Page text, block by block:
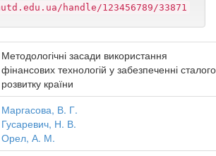
handle/123456789/33871
Методологічні засади використання
фінансових технологій у забезпеченні сталого
розвитку країни
Маргасова, В. Г.
Гусаревич, Н. В.
Орел, А. М.